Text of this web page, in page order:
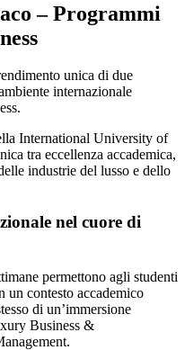
– Programmi
unica di due
internazionale
International University of
tra eccellenza accademica,
industrie del lusso e dello
nel cuore di
permettono agli studenti
un contesto accademico
di un’immersione
Business &